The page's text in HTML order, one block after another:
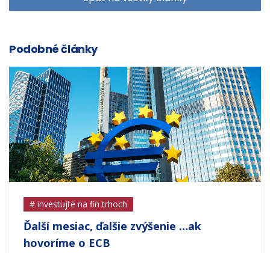
Podobné články
# investujte na fin trhoch
Ďalší mesiac, ďalšie zvýšenie …ak
hovoríme o ECB